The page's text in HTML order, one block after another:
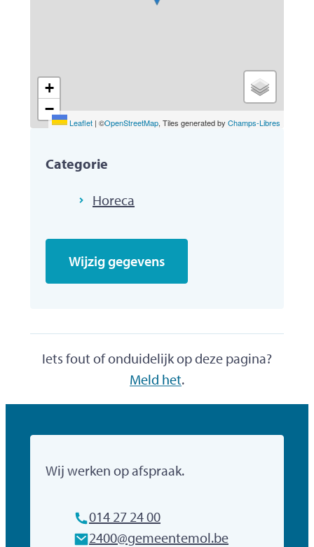
+
−
Leaflet | ©OpenStreetMap, Tiles generated by Champs-Libres
Categorie
Horeca
Wijzig gegevens
Iets fout of onduidelijk op deze pagina?
Meld het.
Gemeente Mol
Wij werken op afspraak.
014 27 24 00
E-mailadres
2400@gemeentemol.be